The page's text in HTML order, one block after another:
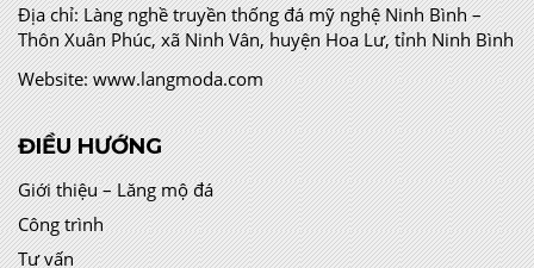
Địa chỉ:Làng nghề truyền thống đá mỹ nghệ Ninh Bình –
Thôn Xuân Phúc, xã Ninh Vân, huyện Hoa Lư, tỉnh Ninh Bình
Website: www.langmoda.com
ĐIỀU HƯỚNG
Giới thiệu – Lăng mộ đá
Công trình
Tư vấn